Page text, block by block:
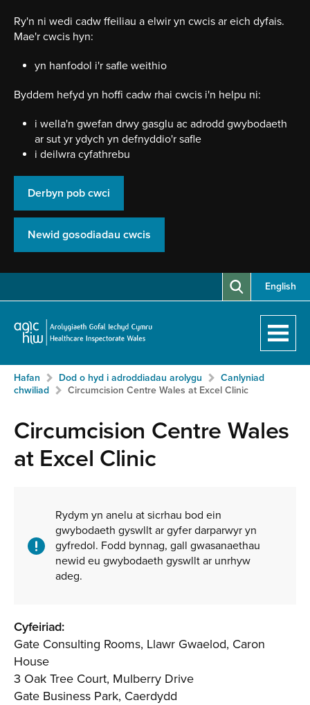
Ry'n ni wedi cadw ffeiliau a elwir yn cwcis ar eich dyfais.
Mae'r cwcis hyn:
yn hanfodol i'r safle weithio
Byddem hefyd yn hoffi cadw rhai cwcis i'n helpu ni:
i wella'n gwefan drwy gasglu ac adrodd gwybodaeth
ar sut yr ydych yn defnyddio'r safle
i deilwra cyfathrebu
Derbyn pob cwci
Newid gosodiadau cwcis
English
Hafan
Breadcrumb
Hafan Dod o hyd i adroddiadau arolygu
Canlyniad
chwiliad
Neidio
gynnwy:
Circumcision Centre Wales at Excel Clinic
Circumcision Centre Wales
at Excel Clinic
gwasanaeth
Rydym yn anelu at sicrhau bod ein
gwybodaeth gyswllt ar gyfer darparwyr yn
gyfredol. Fodd bynnag, gall gwasanaethau
newid eu gwybodaeth gyswllt ar unrhyw
adeg.
Cyfeiriad:
Gate Consulting Rooms, Llawr Gwaelod, Caron
House
3 Oak Tree Court, Mulberry Drive
Gate Business Park, Caerdydd